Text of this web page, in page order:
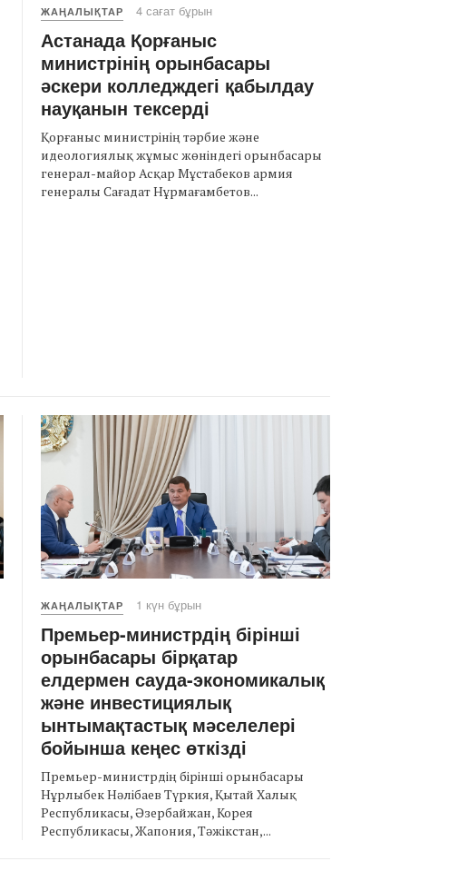
ЖАҢАЛЫҚТАР 4 сағат бұрын
Астанада Қорғаныс
министрінің орынбасары
әскери колледждегі қабылдау
науқанын тексерді
Қорғаныс министрінің тәрбие және
идеологиялық жұмыс жөніндегі орынбасары
генерал-майор Асқар Мұстабеков армия
генералы Сағадат Нұрмағамбетов...
ЖАҢАЛЫҚТАР 1 күн бұрын
Премьер-министрдің бірінші
орынбасары бірқатар
елдермен сауда-экономикалық
және инвестициялық
ынтымақтастық мәселелері
бойынша кеңес өткізді
Премьер-министрдің бірінші орынбасары
Нұрлыбек Нәлібаев Түркия, Қытай Халық
Республикасы, Әзербайжан, Корея
Республикасы, Жапония, Тәжікстан,...